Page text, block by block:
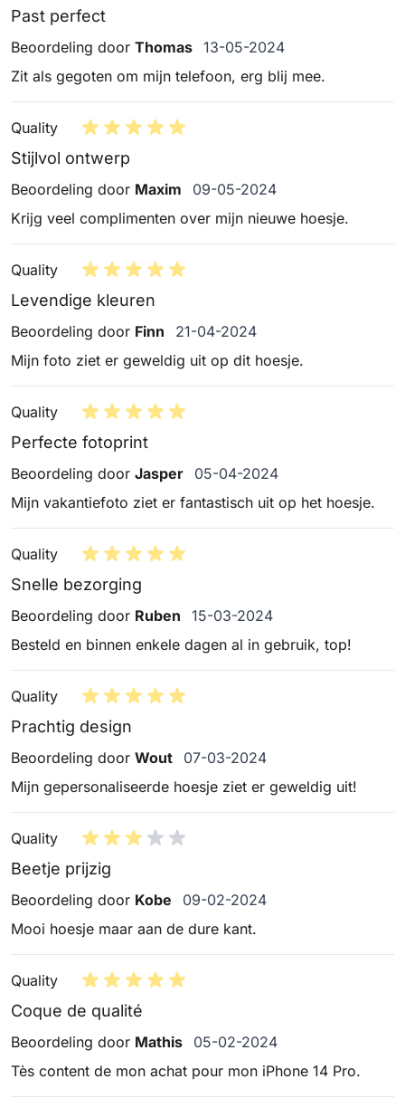
Past perfect
Beoordeling door Thomas 13 mei 2024
13-05-2024
Zit als gegoten om mijn telefoon, erg blij mee.
Quality
Stijlvol ontwerp
Beoordeling door Maxim 9 mei 2024
09-05-2024
Krijg veel complimenten over mijn nieuwe hoesje.
Quality
Levendige kleuren
Beoordeling door Finn 21 april 2024
21-04-2024
Mijn foto ziet er geweldig uit op dit hoesje.
Quality
Perfecte fotoprint
Beoordeling door Jasper 5 april 2024
05-04-2024
Mijn vakantiefoto ziet er fantastisch uit op het hoesje.
Quality
Snelle bezorging
Beoordeling door Ruben 15 maart 2024
15-03-2024
Besteld en binnen enkele dagen al in gebruik, top!
Quality
Prachtig design
Beoordeling door Wout 7 maart 2024
07-03-2024
Mijn gepersonaliseerde hoesje ziet er geweldig uit!
Quality
Beetje prijzig
Beoordeling door Kobe 9 februari 2024
09-02-2024
Mooi hoesje maar aan de dure kant.
Quality
Coque de qualité
Beoordeling door Mathis 5 februari 2024
05-02-2024
Tès content de mon achat pour mon iPhone 14 Pro.